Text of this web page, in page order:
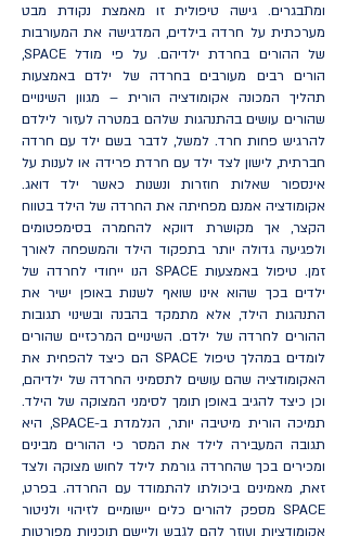
ומתבגרים. גישה טיפולית זו מאמצת נקודת מבט
מערכתית על חרדה בילדים, המדגישה את המעורבות
של ההורים בחרדת ילדיהם. על פי מודל SPACE,
הורים רבים מעורבים בחרדה של ילדם באמצעות
תהליך המכונה אקומודציה הורית – מגוון השינויים
שהורים עושים בהתנהגות שלהם במטרה לעזור לילדם
להרגיש פחות חרד. למשל, לדבר בשם ילד עם חרדה
חברתית, לישון לצד ילד עם חרדת פרידה או לענות על
אינספור שאלות חוזרות ונשנות כאשר ילד דואג.
אקומודציה אמנם מפחיתה את החרדה של הילד בטווח
הקצר, אך מקושרת דווקא להחמרה בסימפטומים
ולפגיעה גדולה יותר בתפקוד הילד והמשפחה לאורך
זמן. טיפול באמצעות SPACE הנו ייחודי לחרדה של
ילדים בכך שהוא אינו שואף לשנות באופן ישיר את
התנהגות הילד, אלא מתמקד בהבנה ובשינוי תגובות
ההורים לחרדה של ילדם. השינויים המרכזיים שהורים
לומדים במהלך טיפול SPACE הם כיצד להפחית את
האקומודציה שהם עושים לתסמיני החרדה של ילדיהם,
וכן כיצד להגיב באופן תומך לסימני המצוקה של הילד.
תמיכה הורית מיטיבה יותר, הנלמדת ב-SPACE, היא
תגובה המעבירה לילד את המסר כי ההורים מבינים
ומכירים בכך שהחרדה גורמת לילד לחוש מצוקה ולצד
זאת, מאמינים ביכולתו להתמודד עם החרדה. בפרט,
SPACE מספק להורים כלים יישומיים לזיהוי ולניטור
אקומודציות ועוזר להם לגבש וליישם תוכניות מפורטות